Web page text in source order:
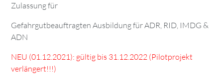
Zulassung für
Gefahrgutbeauftragten Ausbildung für ADR, RID, IMDG &
ADN
NEU (01.12.2021): gültig bis 31.12.2022 (Pilotprojekt
verlängert!!!)